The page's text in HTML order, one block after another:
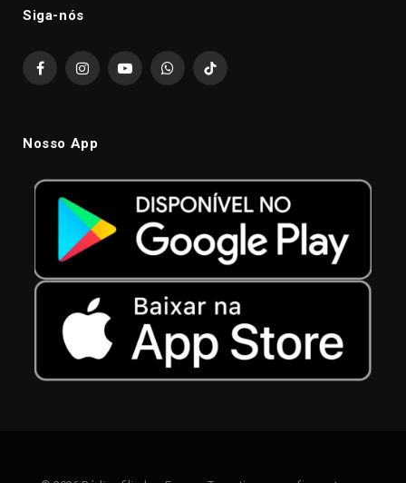
Siga-nós
FacebookInstagramYouTubeWhatsAppTikTok
Nosso App